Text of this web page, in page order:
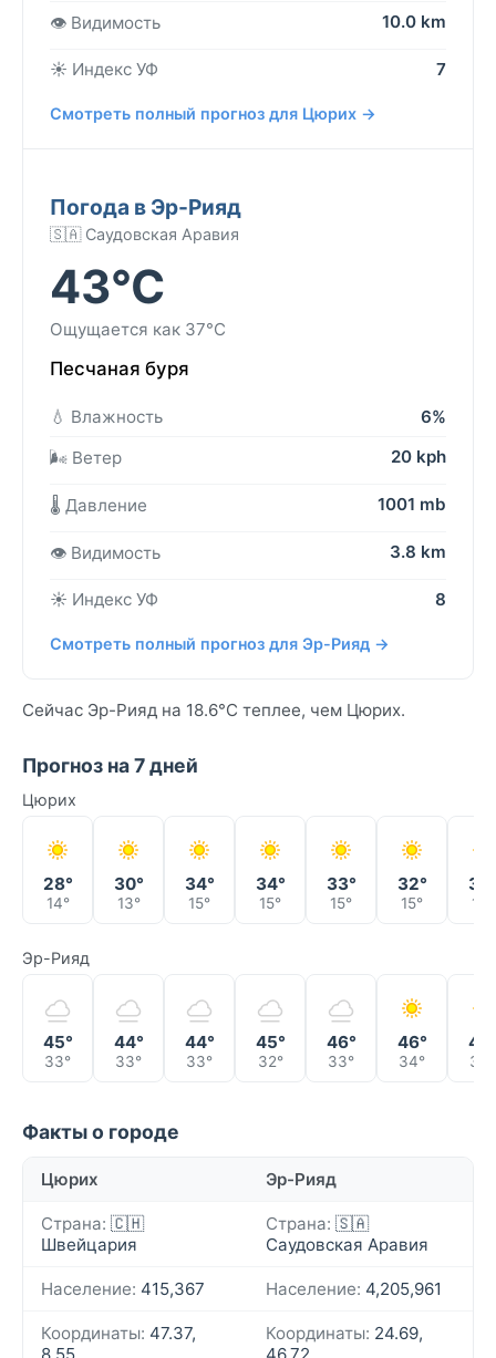
👁️ Видимость 10.0 km
☀️ Индекс УФ 7
Смотреть полный прогноз для Цюрих →
Погода в Эр-Рияд
🇸🇦 Саудовская Аравия
43°C
Ощущается как 37°C
Песчаная буря
💧 Влажность
6%
🌬️ Ветер
20 kph
🌡️ Давление 1001 mb
👁️ Видимость 3.8 km
☀️ Индекс УФ 8
Смотреть полный прогноз для Эр-Рияд →
Сейчас Эр-Рияд на 18.6°C теплее, чем Цюрих.
Прогноз на 7 дней
Цюрих
28°
14°
30°
13°
34°
15°
34°
15°
33°
15°
32°
15° 18°
Эр-Рияд
45°
33°
44°
33°
44°
33°
45°
32°
46°
33°
46°
34° 33°
Факты о городе
Цюрих Эр-Рияд
Страна: 🇨🇭
Швейцария
Страна: 🇸🇦
Саудовская Аравия
Население: 415,367 Население: 4,205,961
Координаты: 47.37,
Координаты: 24.69,